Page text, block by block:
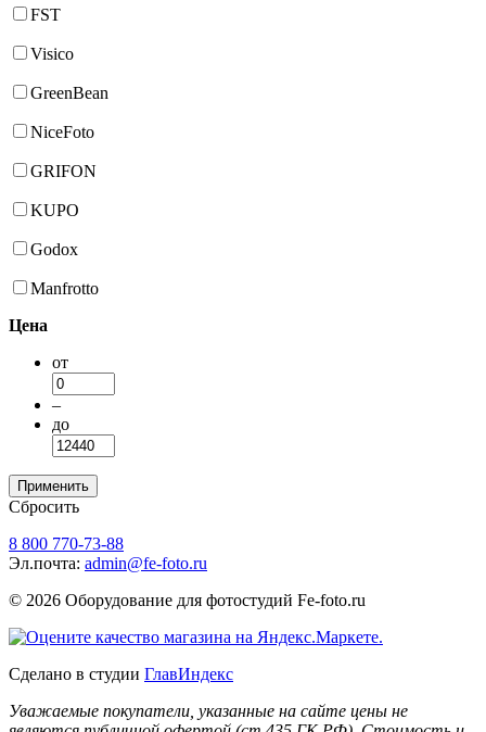
FST
Visico
GreenBean
NiceFoto
GRIFON
KUPO
Godox
Manfrotto
Цена
от
–
до
Сбросить
8 800 770-73-88
Эл.почта: admin@fe-foto.ru
© 2026 Оборудование для фотостудий Fe-foto.ru
Сделано в студии ГлавИндекс
Уважаемые покупатели, указанные на сайте цены не